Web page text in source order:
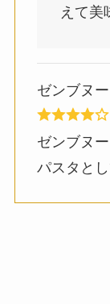
えて美
ゼンブヌ
ゼンブヌ
パスタと